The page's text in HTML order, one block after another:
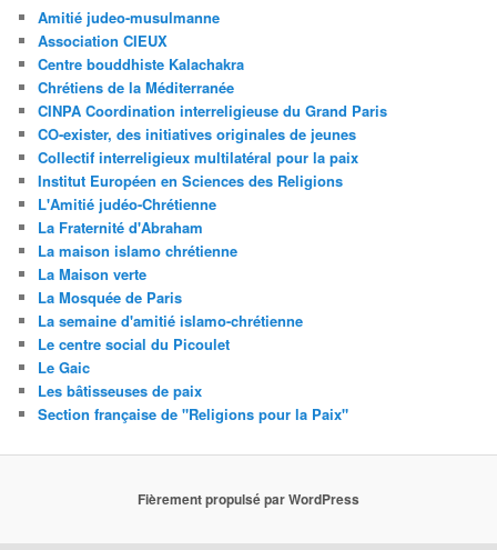
Amitié judeo-musulmanne
Association CIEUX
Centre bouddhiste Kalachakra
Chrétiens de la Méditerranée
CINPA Coordination interreligieuse du Grand Paris
CO-exister, des initiatives originales de jeunes
Collectif interreligieux multilatéral pour la paix
Institut Européen en Sciences des Religions
L'Amitié judéo-Chrétienne
La Fraternité d'Abraham
La maison islamo chrétienne
La Maison verte
La Mosquée de Paris
La semaine d'amitié islamo-chrétienne
Le centre social du Picoulet
Le Gaic
Les bâtisseuses de paix
Section française de "Religions pour la Paix"
Fièrement propulsé par WordPress